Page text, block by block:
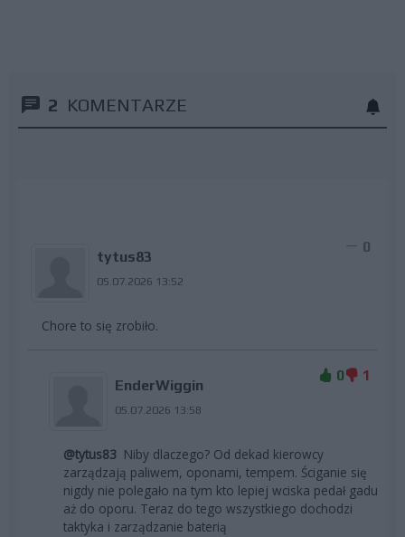
2 KOMENTARZE
tytus83
05.07.2026 13:52
0
Chore to się zrobiło.
EnderWiggin
05.07.2026 13:58
0 1
@tytus83 Niby dlaczego? Od dekad kierowcy
zarządzają paliwem, oponami, tempem. Ściganie się
nigdy nie polegało na tym kto lepiej wciska pedał gadu
aż do oporu. Teraz do tego wszystkiego dochodzi
taktyka i zarządzanie baterią